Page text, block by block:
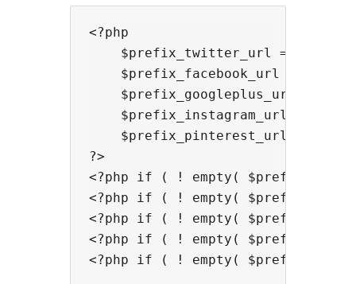
<?php
$prefix_twitter_url =
$prefix_facebook_url =
$prefix_googleplus_url =
$prefix_instagram_url =
$prefix_pinterest_url =
?>
<?php if ( ! empty(
<?php if ( ! empty(
<?php if ( ! empty(
<?php if ( ! empty(